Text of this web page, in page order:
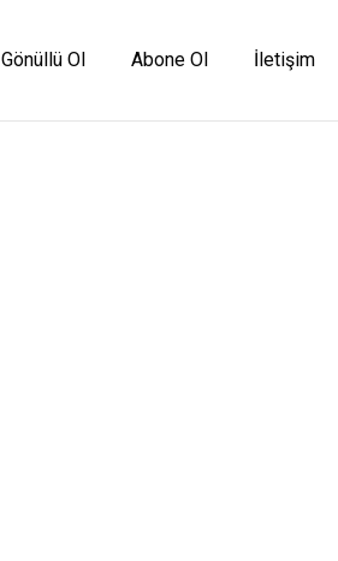
Gönüllü Ol Abone Ol İletişim